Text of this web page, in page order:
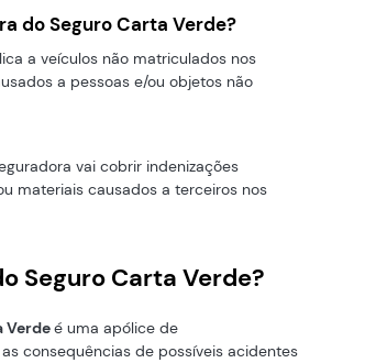
do Seguro Carta Verde?
a veículos não matriculados nos
a pessoas e/ou objetos não
vai cobrir indenizações
materiais causados a terceiros nos
Seguro Carta Verde?
Verdeé uma apólice de
consequências de possíveis acidentes